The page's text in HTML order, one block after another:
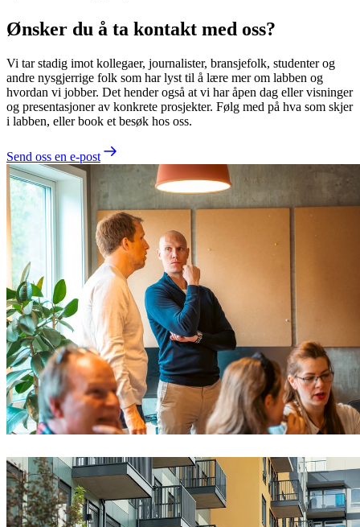
Ønsker du å ta kontakt med oss?
Vi tar stadig imot kollegaer, journalister, bransjefolk, studenter og
andre nysgjerrige folk som har lyst til å lære mer om labben og
hvordan vi jobber. Det hender også at vi har åpen dag eller visninger
og presentasjoner av konkrete prosjekter. Følg med på hva som skjer
i labben, eller book et besøk hos oss.
Send oss en e-post